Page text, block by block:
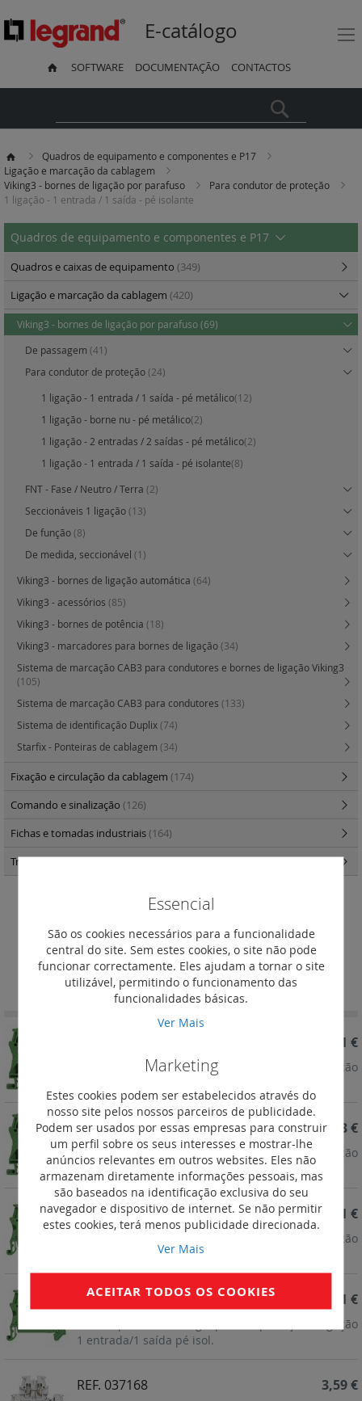
E-catálogo
SOFTWARE DOCUMENTAÇÃO CONTACTOS
Quadros de equipamento e componentes e P17
Ligação e marcação da cablagem
Viking3 - bornes de ligação por parafuso
Para condutor de proteção
1 ligação - 1 entrada / 1 saída - pé isolante
1 ligação - 1 entrada / 1 saída - pé
isolante
Ordenar por
Definir
Ordenação
Bornes parafuso Viking 3 p/cond. proteção 1 ligação
7,01 €
REF. 037198
Bornes parafuso Viking 3 p/cond. proteção 1 ligação
1entrada/1saída 12 pé isol.
5,13 €
REF. 037178
Bornes parafuso Viking 3 p/cond. proteção 1 ligação
1 entrada/1 saída pé isol.
2,01 €
REF. 037177
Bornes parafuso Viking 3 p/cond. proteção 1 ligação
1 entrada/1 saída pé isol.
1,71 €
REF. 037168 3,59 €
Quadros de equipamento e componentes e P17
Quadros e caixas de equipamento (349)
Ligação e marcação da cablagem (420)
Viking3 - bornes de ligação por parafuso(69)
De passagem (41)
Para condutor de proteção(24)
1 ligação - 1 entrada / 1 saída - pé metálico(12)
1 ligação - borne nu - pé metálico(2)
1 ligação - 2 entradas / 2 saídas - pé metálico(2)
1 ligação - 1 entrada / 1 saída - pé isolante(8)
FNT - Fase / Neutro / Terra (2)
Seccionáveis 1 ligação(13)
De função(8)
De medida, seccionável (1)
Viking3 - bornes de ligação automática (64)
Viking3 - acessórios (85)
Viking3 - bornes de potência (18)
Viking3 - marcadores para bornes de ligação(34)
Sistema de marcação CAB3 para condutores e bornes de ligação Viking3
(105)
Sistema de marcação CAB3 para condutores (133)
Sistema de identificação Duplix(74)
Starfix - Ponteiras de cablagem (34)
Fixação e circulação da cablagem (174)
Comando e sinalização (126)
Fichas e tomadas industriais(164)
Transformadores(3)
Essencial
São os cookies necessários para a funcionalidade
central do site. Sem estes cookies, o site não pode
funcionar correctamente. Eles ajudam a tornar o site
utilizável, permitindo o funcionamento das
funcionalidades básicas.
Ver Mais
Marketing
Estes cookies podem ser estabelecidos através do
nosso site pelos nossos parceiros de publicidade.
Podem ser usados por essas empresas para construir
um perfil sobre os seus interesses e mostrar-lhe
anúncios relevantes em outros websites. Eles não
armazenam diretamente informações pessoais, mas
são baseados na identificação exclusiva do seu
navegador e dispositivo de internet. Se não permitir
estes cookies, terá menos publicidade direcionada.
Ver Mais
ACEITAR TODOS OS COOKIES